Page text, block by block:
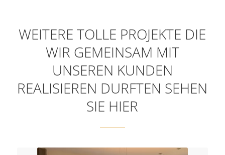
WEITERE TOLLE PROJEKTE DIE
WIR GEMEINSAM MIT
UNSEREN KUNDEN
REALISIEREN DURFTEN SEHEN
SIE HIER